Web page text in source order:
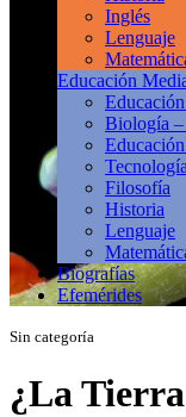
Inglés
Lenguaje
Educación
Biología
Tecnología
Filosofía
Historia
Lenguaje
Biografías
Efemérides
Sin categoría
¿La